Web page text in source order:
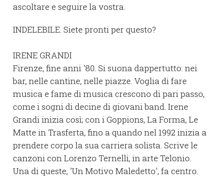
ascoltare e seguire la vostra.
INDELEBILE. Siete pronti per questo?
IRENE GRANDI
Firenze, fine anni '80. Si suona dappertutto: nei
bar, nelle cantine, nelle piazze. Voglia di fare
musica e fame di musica crescono di pari passo,
come i sogni di decine di giovani band. Irene
Grandi inizia così; con i Goppions, La Forma, Le
Matte in Trasferta, fino a quando nel 1992 inizia a
prendere corpo la sua carriera solista. Scrive le
canzoni con Lorenzo Ternelli, in arte Telonio.
Una di queste, 'Un Motivo Maledetto', fa centro.